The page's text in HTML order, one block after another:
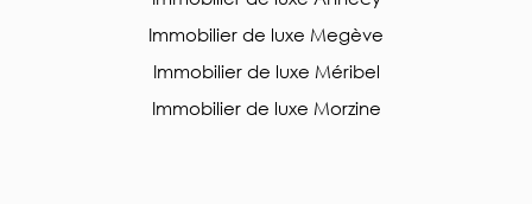
Immobilier de luxe Megève
Immobilier de luxe Méribel
Immobilier de luxe Morzine